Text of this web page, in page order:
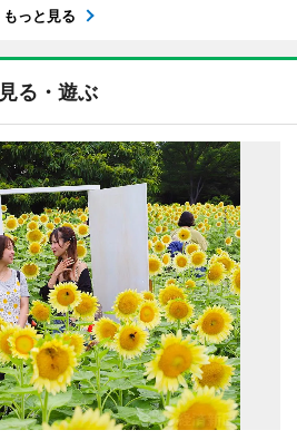
もっと見る
見る・遊ぶ